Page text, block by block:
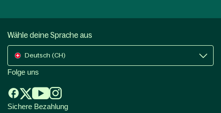
Wähle deine Sprache aus
Deutsch (CH)
Folge uns
Sichere Bezahlung